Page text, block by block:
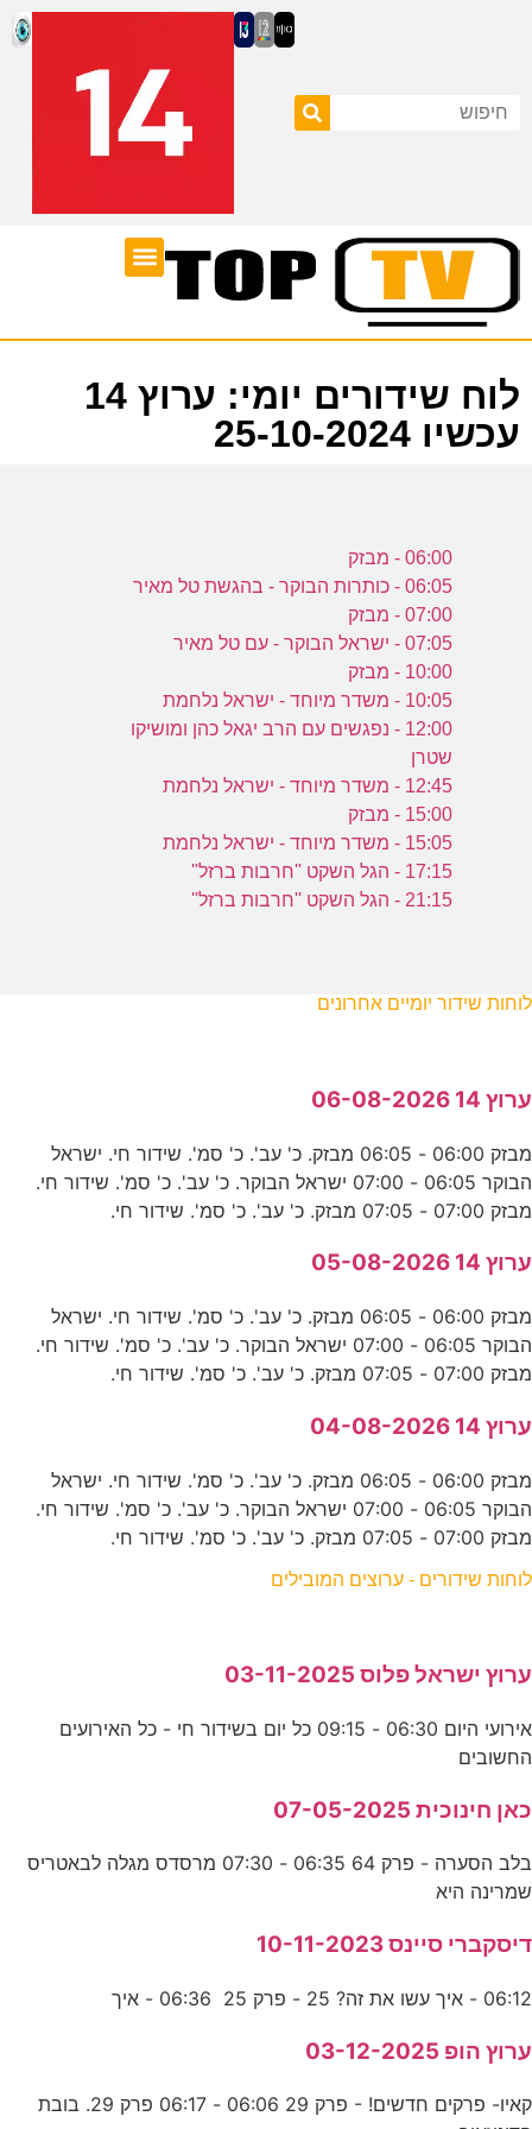
לוח שידורים יומי: ערוץ 14
עכשיו 25-10-2024
06:00 - מבזק
06:05 - כותרות הבוקר - בהגשת טל מאיר
07:00 - מבזק
07:05 - ישראל הבוקר - עם טל מאיר
10:00 - מבזק
10:05 - משדר מיוחד - ישראל נלחמת
12:00 - נפגשים עם הרב יגאל כהן ומושיקו
שטרן
12:45 - משדר מיוחד - ישראל נלחמת
15:00 - מבזק
15:05 - משדר מיוחד - ישראל נלחמת
17:15 - הגל השקט ''חרבות ברזל''
21:15 - הגל השקט ''חרבות ברזל''
לוחות שידור יומיים אחרונים
ערוץ 14 06-08-2026
מבזק 06:00 - 06:05 מבזק. כ' עב'. כ' סמ'. שידור חי. ישראל
הבוקר 06:05 - 07:00 ישראל הבוקר. כ' עב'. כ' סמ'. שידור חי.
מבזק 07:00 - 07:05 מבזק. כ' עב'. כ' סמ'. שידור חי.
ערוץ 14 05-08-2026
מבזק 06:00 - 06:05 מבזק. כ' עב'. כ' סמ'. שידור חי. ישראל
הבוקר 06:05 - 07:00 ישראל הבוקר. כ' עב'. כ' סמ'. שידור חי.
מבזק 07:00 - 07:05 מבזק. כ' עב'. כ' סמ'. שידור חי.
ערוץ 14 04-08-2026
מבזק 06:00 - 06:05 מבזק. כ' עב'. כ' סמ'. שידור חי. ישראל
הבוקר 06:05 - 07:00 ישראל הבוקר. כ' עב'. כ' סמ'. שידור חי.
מבזק 07:00 - 07:05 מבזק. כ' עב'. כ' סמ'. שידור חי.
לוחות שידורים - ערוצים המובילים
ערוץ ישראל פלוס 03-11-2025
אירועי היום 06:30 - 09:15 כל יום בשידור חי - כל האירועים
החשובים
כאן חינוכית 07-05-2025
בלב הסערה - פרק 64 06:35 - 07:30 מרסדס מגלה לבאטריס
שמרינה היא
דיסקברי סיינס 10-11-2023
06:12 - איך עשו את זה? 25 - פרק 25 06:36 - איך
ערוץ הופ 03-12-2025
קאיו- פרקים חדשים! - פרק 29 06:06 - 06:17 פרק 29. בובת